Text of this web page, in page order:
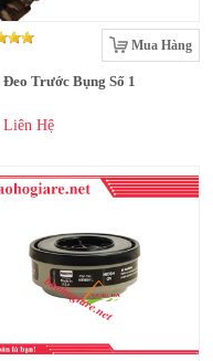
Mua Hàng
Đeo Trước Bụng Số 1
Liên Hệ